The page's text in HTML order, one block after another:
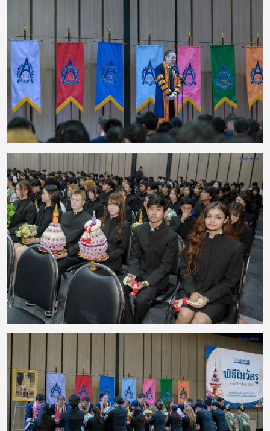
ความรับผิดชอบ และความมุ่งมั่นในการศึกษา ซึ่งสะท้อนให้เห็นว่าความสำเร็จเกิด
จากการเรียนรู้อย่างต่อเนื่อง ควบคู่กับความพยายามและความมีวินัย กิจกรรมครั้ง
นี้ช่วยสืบสานประเพณีอันดีงาม พร้อมเสริมสร้างความสัมพันธ์ที่ดีระหว่างคณาจารย์
และนักศึกษา ตลอดจนสร้างแรงบันดาลใจให้นักศึกษามุ่งมั่นพัฒนาตนเองต่อไป